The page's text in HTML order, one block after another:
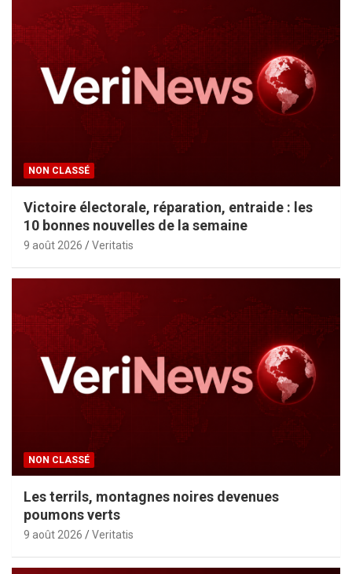
NON CLASSÉ
Victoire électorale, réparation, entraide : les
10 bonnes nouvelles de la semaine
9 août 2026 Veritatis
NON CLASSÉ
Les terrils, montagnes noires devenues
poumons verts
9 août 2026 Veritatis